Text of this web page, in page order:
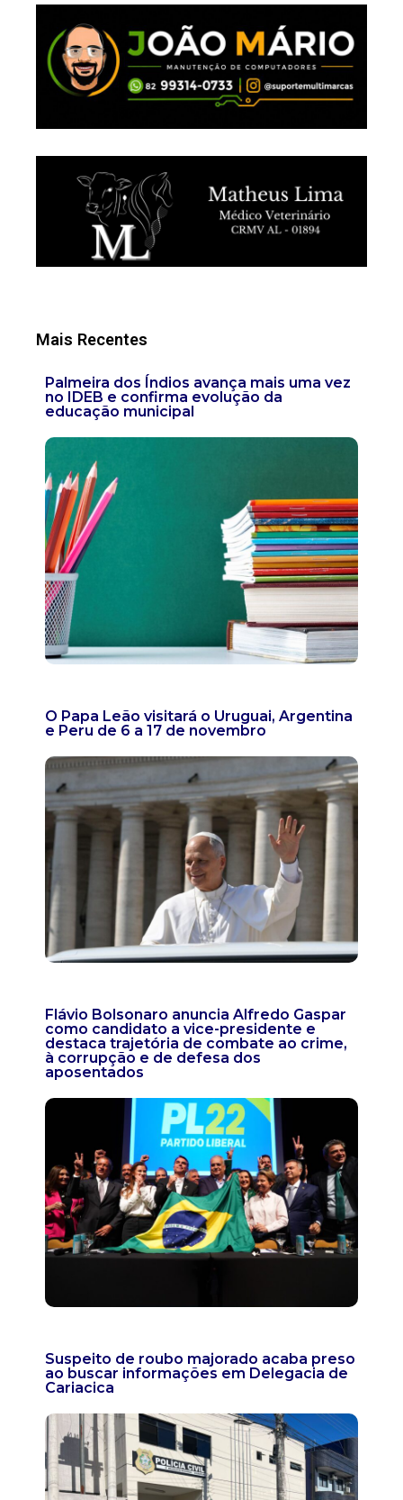
Mais Recentes
Palmeira dos Índios avança mais uma vez
no IDEB e confirma evolução da
educação municipal
O Papa Leão visitará o Uruguai, Argentina
e Peru de 6 a 17 de novembro
Flávio Bolsonaro anuncia Alfredo Gaspar
como candidato a vice-presidente e
destaca trajetória de combate ao crime,
à corrupção e de defesa dos
aposentados
Suspeito de roubo majorado acaba preso
ao buscar informações em Delegacia de
Cariacica